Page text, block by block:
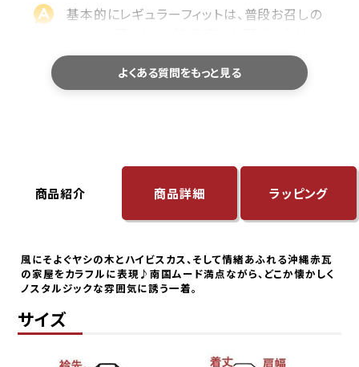
基本的にレギュラーフィットは、普段お召しの
ます。
サイズ選びで迷われた際は、商品ページのサ
イズ表に記載している「身幅・肩幅・着丈」を、
洗濯機で洗えますか？
ご家庭でお洗濯いただけます。型崩れや色落
ております。
乾燥機のご使用や、濡れたまま長時間放置す
ることはお避けください。洗濯後は形を整え
て陰干しすると、長くきれいにご愛用いただけ
よくある質問をもっと見る
商品紹介 商品詳細 ラッピング
風にそよぐヤシの木とハイビスカス、そして情緒あふれる沖縄赤瓦
の家屋をカラフルに表現♪南国ムード満点ながら、どこか懐かしく
ノスタルジックな雰囲気に誘う一着。
サイズ